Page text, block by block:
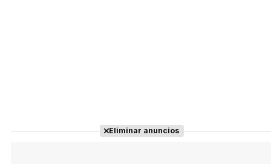
Eliminar anuncios